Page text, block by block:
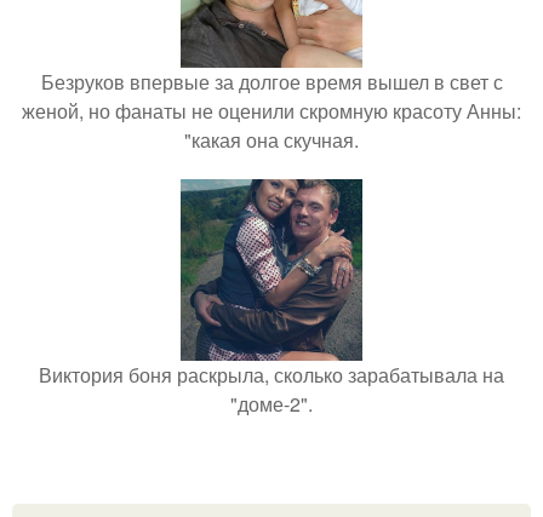
Безруков впервые за долгое время вышел в свет с
женой, но фанаты не оценили скромную красоту Анны:
"какая она скучная.
Виктория боня раскрыла, сколько зарабатывала на
"доме-2".